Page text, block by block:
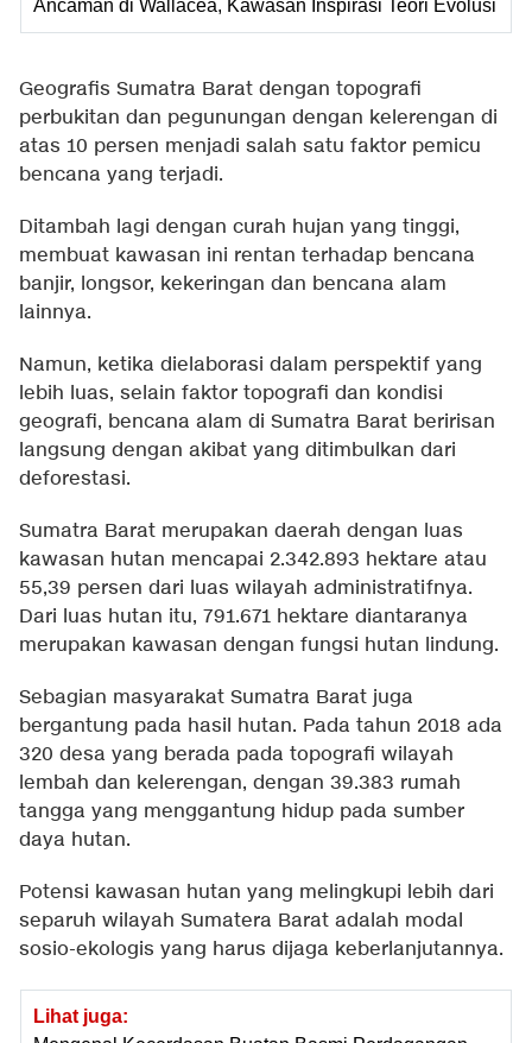
Ancaman di Wallacea, Kawasan Inspirasi Teori Evolusi
Geografis Sumatra Barat dengan topografi
perbukitan dan pegunungan dengan kelerengan di
atas 10 persen menjadi salah satu faktor pemicu
bencana yang terjadi.
Ditambah lagi dengan curah hujan yang tinggi,
membuat kawasan ini rentan terhadap bencana
banjir, longsor, kekeringan dan bencana alam
lainnya.
Namun, ketika dielaborasi dalam perspektif yang
lebih luas, selain faktor topografi dan kondisi
geografi, bencana alam di Sumatra Barat beririsan
langsung dengan akibat yang ditimbulkan dari
deforestasi.
Sumatra Barat merupakan daerah dengan luas
kawasan hutan mencapai 2.342.893 hektare atau
55,39 persen dari luas wilayah administratifnya.
Dari luas hutan itu, 791.671 hektare diantaranya
merupakan kawasan dengan fungsi hutan lindung.
Sebagian masyarakat Sumatra Barat juga
bergantung pada hasil hutan. Pada tahun 2018 ada
320 desa yang berada pada topografi wilayah
lembah dan kelerengan, dengan 39.383 rumah
tangga yang menggantung hidup pada sumber
daya hutan.
Potensi kawasan hutan yang melingkupi lebih dari
separuh wilayah Sumatera Barat adalah modal
sosio-ekologis yang harus dijaga keberlanjutannya.
Lihat juga: